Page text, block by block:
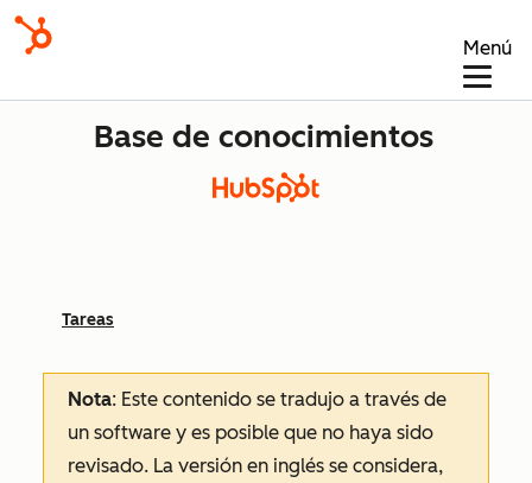
Menú
Base de conocimientos
Tareas
Nota: Este contenido se tradujo a través de
un software y es posible que no haya sido
revisado. La versión en inglés se considera,